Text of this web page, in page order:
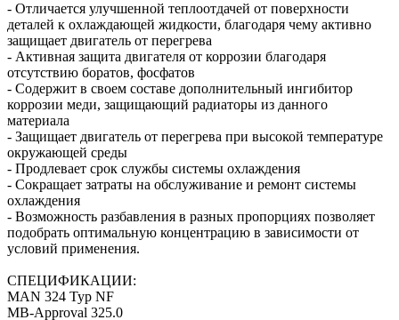
- Отличается улучшенной теплоотдачей от поверхности
деталей к охлаждающей жидкости, благодаря чему активно
защищает двигатель от перегрева
- Активная защита двигателя от коррозии благодаря
отсутствию боратов, фосфатов
- Содержит в своем составе дополнительный ингибитор
коррозии меди, защищающий радиаторы из данного
материала
- Защищает двигатель от перегрева при высокой температуре
окружающей среды
- Продлевает срок службы системы охлаждения
- Сокращает затраты на обслуживание и ремонт системы
охлаждения
- Возможность разбавления в разных пропорциях позволяет
подобрать оптимальную концентрацию в зависимости от
условий применения.
СПЕЦИФИКАЦИИ:
MAN 324 Typ NF
MB-Approval 325.0